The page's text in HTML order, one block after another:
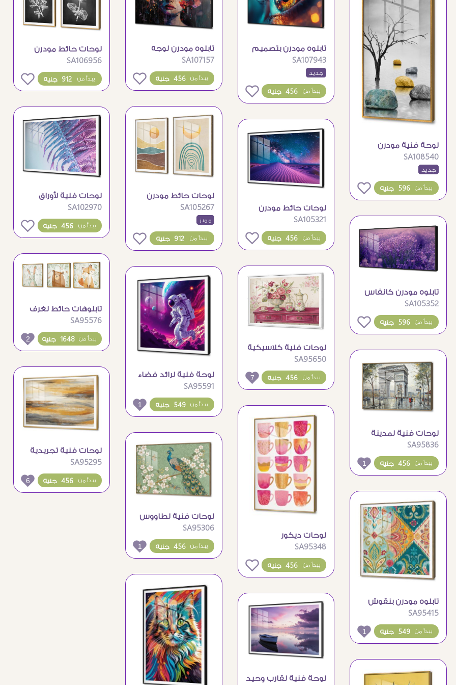
لوحة فنية مودرن
لشجرة وصخور هادئة
SA108540
جديد
596 جنيه يبدأ من 0
تابلوه مودرن بتصميم
فني مقرب للعين
SA107943
جديد
456 جنيه يبدأ من 0
تابلوه مودرن لوجه
فتاة مزين بالزهور
الملونة
SA107157
456 جنيه يبدأ من 0
لوحات حائط مودرن
بتصميم أوراق شجر
بيضاء
SA106956
912 جنيه يبدأ من
تابلوه مودرن كانفاس
حقول اللافندر
البنفسجية الرائعة
SA105352
596 جنيه يبدأ من 0
لوحات حائط مودرن
تصور سحر مجرة
النجوم والصحراء
SA105321
456 جنيه يبدأ من 0
لوحات حائط مودرن
بتصميم بوهيمي
للشمس والقمر
SA105267
مميز
912 جنيه يبدأ من
لوحات فنية لأوراق
الشجر بألوان مودرن
جذابة
SA102970
456 جنيه يبدأ من
لوحات فنية لمدينة
باريس وقوس النصر
الممطر
SA95836
456 جنيه يبدأ من 1
لوحات فنية كلاسيكية
لأزهار وأواني أنيقة
SA95650
456 جنيه يبدأ من 7
لوحة فنية لرائد فضاء
يخطو على كوكب
ملون
SA95591
549 جنيه يبدأ من 1
تابلوهات حائط لغرف
الاطفال حيوانات الغابة
اللطيفة
SA95576
1648 جنيه يبدأ من 2
تابلوه مودرن بنقوش
وزخارف بوهيمية ملونة
SA95415
549 جنيه يبدأ من 1
لوحات ديكور
لمجموعة أكواب قهوة
ملونة وزخارف ذهبية
SA95348
456 جنيه يبدأ من 0
لوحات فنية لطاووس
جميل على غصن
شجرة مزهرة
SA95306
456 جنيه يبدأ من 1
لوحات فنية تجريدية
بلمسات ذهبية لديكور
مميز
SA95295
456 جنيه يبدأ من 6
لوحة فنية لقارب وحيد